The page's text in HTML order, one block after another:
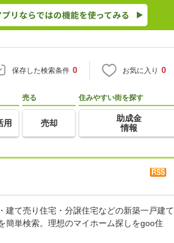
保存した検索条件 0 お気に入り 0
用
売る
売却
住みやすい街を探す
助成金
情報
て売り住宅・分譲住宅などの新築一戸建て
簡単検索。理想のマイホーム探しをgoo住